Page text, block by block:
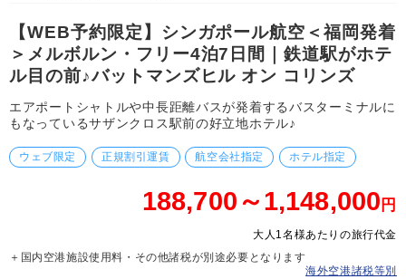
【WEB予約限定】シンガポール航空＜福岡発着
＞メルボルン・フリー4泊7日間｜鉄道駅がホテ
ル目の前♪バットマンズヒル オン コリンズ
エアポートシャトルや中長距離バスが発着するバスターミナルに
もなっているサザンクロス駅前の好立地ホテル♪
ウェブ限定 正規割引運賃 航空会社指定 ホテル指定
188,700～1,148,000 円
大人1名様あたりの旅行代金
＋国内空港施設使用料・その他諸税が別途必要となります
海外空港諸税等別